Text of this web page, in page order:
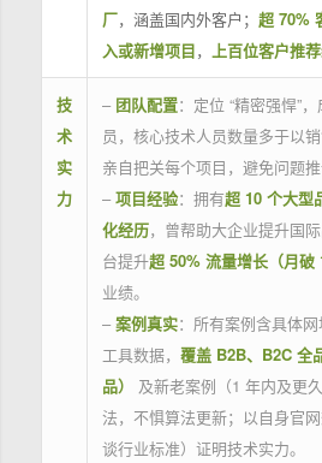
厂，涵盖国内外客户； 超 70%
入或新增项目， 上百位客户推
技
术
实
力
– 团队配置：定位 “精密强悍”
员，核心技术人员数量多于以
亲自把关每个项目，避免问题推
– 项目经验：拥有超 10 个大型
化经历，曾帮助大企业提升国
台提升超 50% 流量增长（月破
业绩。
– 案例真实：所有案例含具体
工具数据， 覆盖 B2B、B2C 全
品）
及新老案例（1 年内及更
法，不惧算法更新；以自身官
谈行业标准）证明技术实力。